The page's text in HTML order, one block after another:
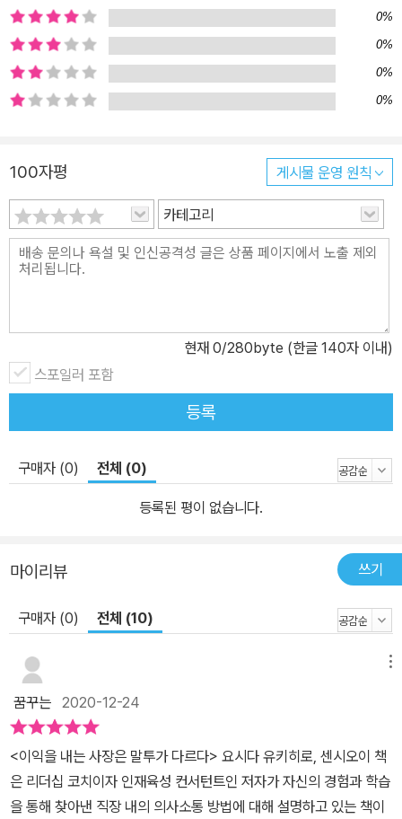
로 보고하고 상의하게 하는 말투 등이 상세히 담겨 있다. 저자는 실제
로 말투를 바꿔 엄청난 이익을 내고 자신의 인생을 반전시켰으며, 현
재는 독립해 즉각적인 효과로 호평을 받고 있는 CEO 전문 컨설턴트
다. 사장 혹은 관리직이라면 누구든 이 책에서 당장 업무에 적용해 보
고 싶은 말투의 기술을 100% 만나게 될 것이다. 이 책을 읽은 사장과
원과의 커뮤니케이션 문제로 스트레스를 받지 않고 항상 높은 이익을
거두며 승승장구하는 슬기로운 사장이 되기를 진심으로 기원한다.
0%
0%
0%
0%
100자평 게시물 운영 원칙
카테고리
현재 0/280byte (한글 140자 이내)
스포일러 포함
등록
구매자 (0) 전체 (0)
등록된 평이 없습니다.
마이리뷰 쓰기
구매자 (0) 전체 (10)
꿈꾸는 2020-12-24
<이익을 내는 사장은 말투가 다르다> 요시다 유키히로, 센시오이 책
은 리더십 코치이자 인재육성 컨서턴트인 저자가 자신의 경험과 학습
을 통해 찾아낸 직장 내의 의사소통 방법에 대해 설명하고 있는 책이